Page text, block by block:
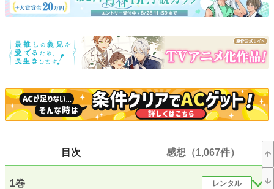
お気に入り 21,679
文字数(レンタル含む) 1,378,293
2026.08.02 10:00
初回公開日時 2021.09.25 11:00
週間ポイント 180,146 pt (45 位)
累計ポイント
目次 感想（1,067件）
1巻 レンタル